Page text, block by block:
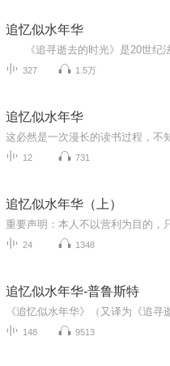
追忆似水年华
327 1.5万
追忆似水年华
12 731
追忆似水年华（上）
24 1348
追忆似水年华-普鲁斯特
148 9513